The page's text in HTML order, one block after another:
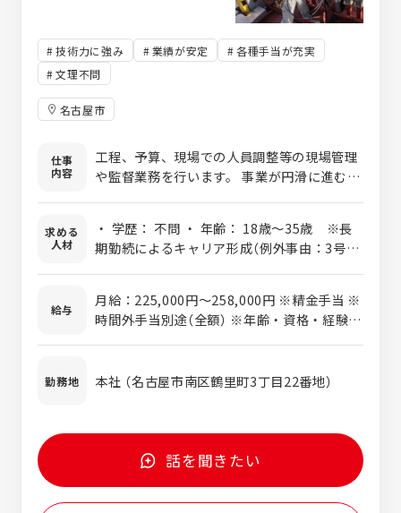
技術力に強み 業績が安定
各種手当が充実
文理不問
名古屋市
仕事
内容
工程、予算、現場での人員調整等の現場管理
や監督業務を行います。 事業が円滑に進むよ
求める
人材
・ 学歴： 不問 ・ 年齢： 18歳～35歳 ※長
期勤続によるキャリア形成（例外事由：3号の
格・経験〉 ・ 第一種電気工事士 ・1級電気工
事施工管理技士 ≪未経験・無資格の方の応募
も歓迎≫ 現在資格をお持ちでない方は、入社
ある株式会社トーエネックが行なっている講
が出来ますよ！ (実際に入社後に資格を取得
した社員も活躍しています。)
給与
月給：225,000円～258,000円 ※精金手当 ※
時間外手当別途（全額） ※年齢・資格・経験・
勤務地 本社 （名古屋市南区鶴里町3丁目22番地）
話を聞きたい